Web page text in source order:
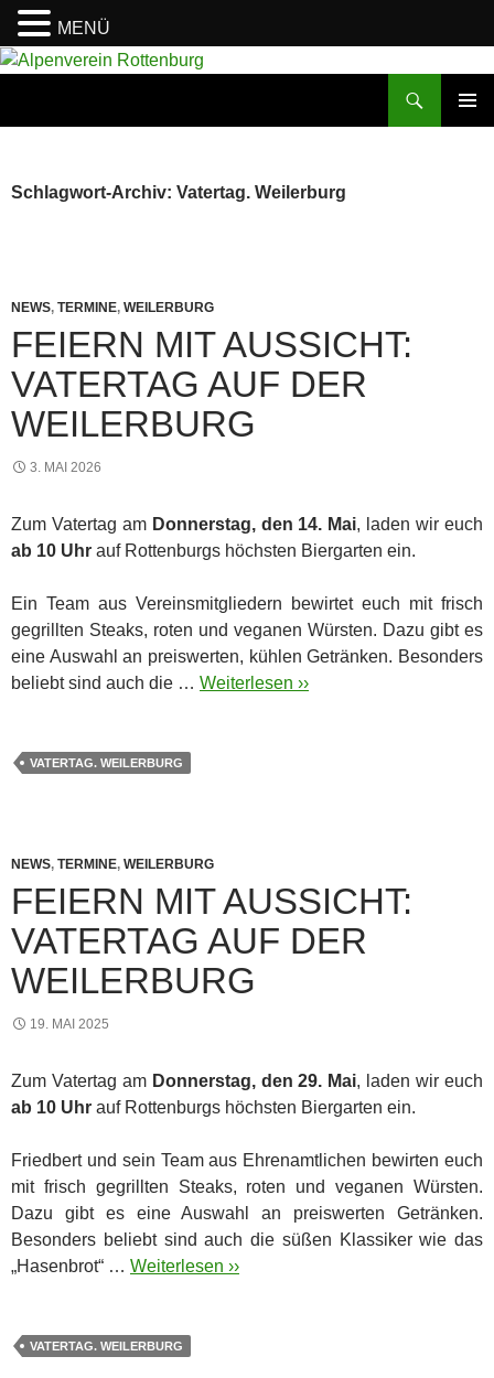
Zum
Schlagwort-Archiv: Vatertag. Weilerburg
NEWS, TERMINE, WEILERBURG
FEIERN MIT AUSSICHT:
VATERTAG AUF DER
WEILERBURG
3. MAI 2026
Zum Vatertag am Donnerstag, den 14. Mai, laden wir euch
ab 10 Uhr auf Rottenburgs höchsten Biergarten ein.
Ein Team aus Vereinsmitgliedern bewirtet euch mit frisch
gegrillten Steaks, roten und veganen Würsten. Dazu gibt es
eine Auswahl an preiswerten, kühlen Getränken. Besonders
beliebt sind auch die … Weiterlesen ››
VATERTAG. WEILERBURG
NEWS, TERMINE, WEILERBURG
FEIERN MIT AUSSICHT:
VATERTAG AUF DER
WEILERBURG
19. MAI 2025
Zum Vatertag am Donnerstag, den 29. Mai, laden wir euch
ab 10 Uhr auf Rottenburgs höchsten Biergarten ein.
Friedbert und sein Team aus Ehrenamtlichen bewirten euch
mit frisch gegrillten Steaks, roten und veganen Würsten.
Dazu gibt es eine Auswahl an preiswerten Getränken.
Besonders beliebt sind auch die süßen Klassiker wie das
„Hasenbrot“ … Weiterlesen ››
VATERTAG. WEILERBURG
MENÜ